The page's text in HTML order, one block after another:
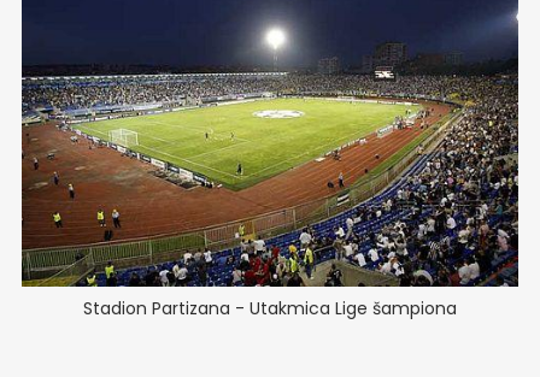
Stadion Partizana - Utakmica Lige šampiona